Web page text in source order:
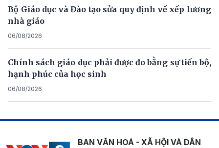
Bộ Giáo dục và Đào tạo sửa quy định về xếp lương
nhà giáo
06/08/2026
Chính sách giáo dục phải được đo bằng sự tiến bộ,
hạnh phúc của học sinh
06/08/2026
BAN VĂN HOÁ - XÃ HỘI VÀ DÂN